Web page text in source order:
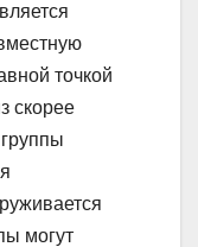
точкой
скорее
могут